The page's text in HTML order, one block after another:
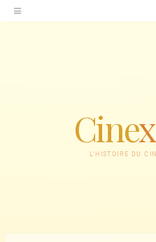
Accéder
au
Cine
L'HISTOIRE DU